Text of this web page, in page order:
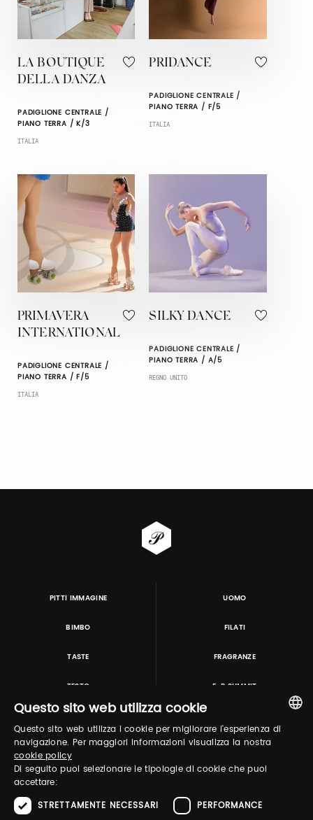
LA BOUTIQUE
DELLA DANZA
PADIGLIONE CENTRALE /
PIANO TERRA / K/3
ITALIA
PRIDANCE
PADIGLIONE CENTRALE /
PIANO TERRA / F/5
ITALIA
PRIMAVERA
INTERNATIONAL
PADIGLIONE CENTRALE /
PIANO TERRA / F/5
ITALIA
SILKY DANCE
PADIGLIONE CENTRALE /
PIANO TERRA / A/5
REGNO UNITO
PITTI IMMAGINE UOMO
BIMBO FILATI
TASTE FRAGRANZE
TESTO E-P SUMMIT
TUTORING & CONSULTING
ITALIAN
Questo sito web utilizza cookie
Questo sito web utilizza i cookie per migliorare l'esperienza di
navigazione. Per maggiori informazioni visualizza la nostra
cookie policy
Di seguito puoi selezionare le tipologie di cookie che puoi
accettare:
STRETTAMENTE NECESSARI
PERFORMANCE